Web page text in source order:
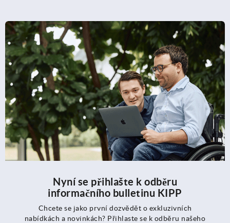
Nyní se přihlašte k odběru
informačního bulletinu KIPP
Chcete se jako první dozvědět o exkluzivních
nabídkách a novinkách? Přihlaste se k odběru našeho